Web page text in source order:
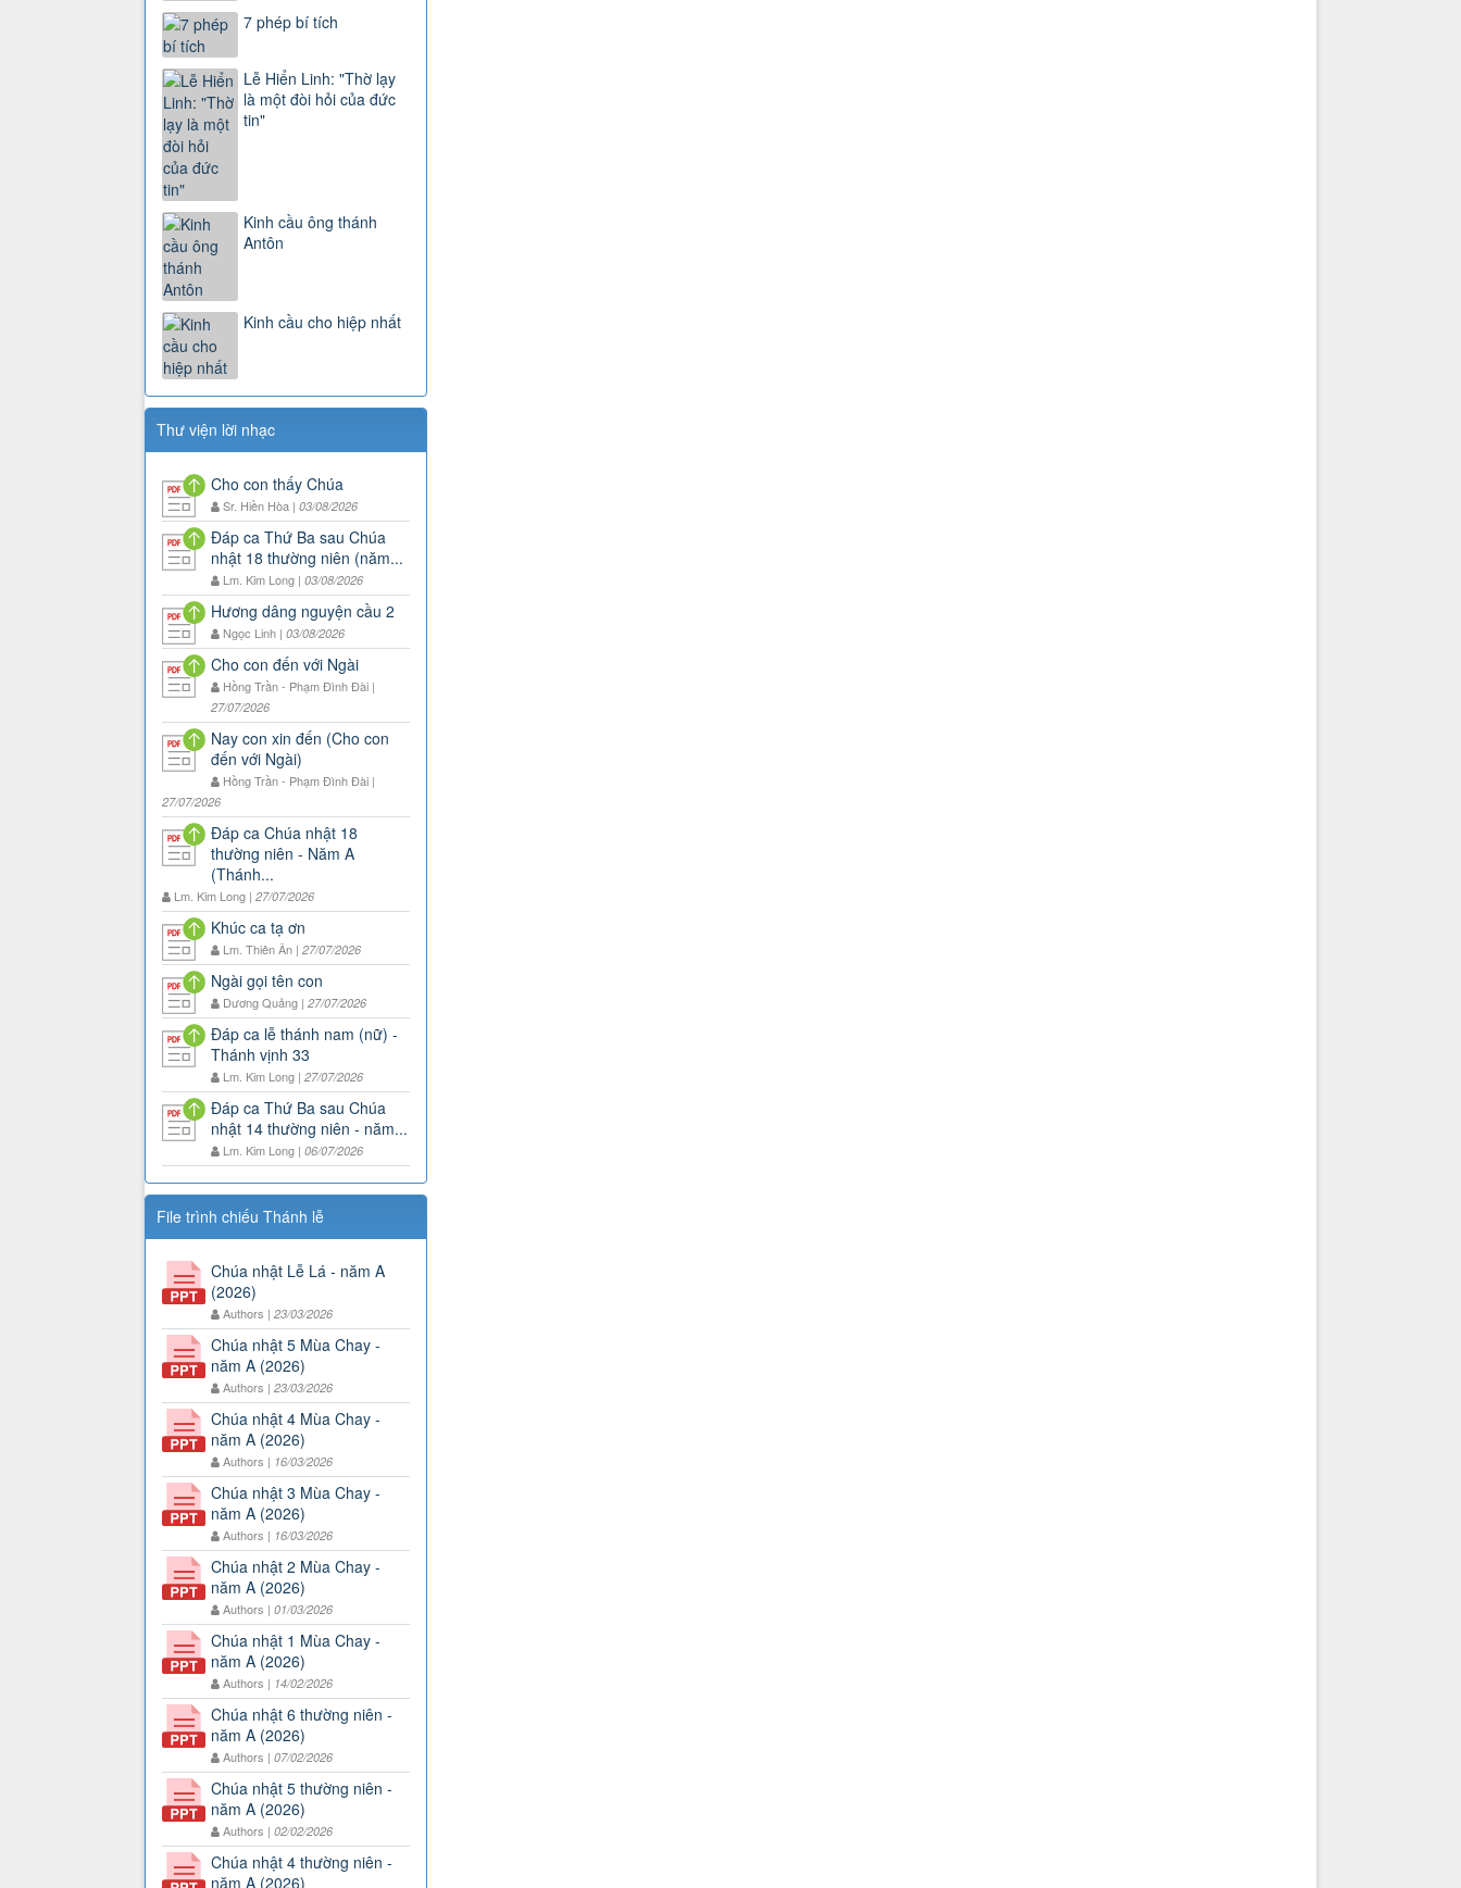
7 phép bí tích
Lễ Hiển Linh: "Thờ lạy
là một đòi hỏi của đức
tin"
Kinh cầu ông thánh
Antôn
Kinh cầu cho hiệp nhất
Thư viện lời nhạc
Cho con thấy Chúa
Sr. Hiền Hòa | 03/08/2026
Đáp ca Thứ Ba sau Chúa
nhật 18 thường niên (năm...
Lm. Kim Long | 03/08/2026
Hương dâng nguyện cầu 2
Ngọc Linh | 03/08/2026
Cho con đến với Ngài
Hồng Trần - Phạm Đình Đài |
27/07/2026
Nay con xin đến (Cho con
đến với Ngài)
Hồng Trần - Phạm Đình Đài |
27/07/2026
Đáp ca Chúa nhật 18
thường niên - Năm A
(Thánh...
Lm. Kim Long | 27/07/2026
Khúc ca tạ ơn
Lm. Thiên Ân | 27/07/2026
Ngài gọi tên con
Dương Quảng | 27/07/2026
Đáp ca lễ thánh nam (nữ) -
Thánh vịnh 33
Lm. Kim Long | 27/07/2026
Đáp ca Thứ Ba sau Chúa
nhật 14 thường niên - năm...
Lm. Kim Long | 06/07/2026
File trình chiếu Thánh lễ
Chúa nhật Lễ Lá - năm A
(2026)
Authors | 23/03/2026
Chúa nhật 5 Mùa Chay -
năm A (2026)
Authors | 23/03/2026
Chúa nhật 4 Mùa Chay -
năm A (2026)
Authors | 16/03/2026
Chúa nhật 3 Mùa Chay -
năm A (2026)
Authors | 16/03/2026
Chúa nhật 2 Mùa Chay -
năm A (2026)
Authors | 01/03/2026
Chúa nhật 1 Mùa Chay -
năm A (2026)
Authors | 14/02/2026
Chúa nhật 6 thường niên -
năm A (2026)
Authors | 07/02/2026
Chúa nhật 5 thường niên -
năm A (2026)
Authors | 02/02/2026
Chúa nhật 4 thường niên -
năm A (2026)